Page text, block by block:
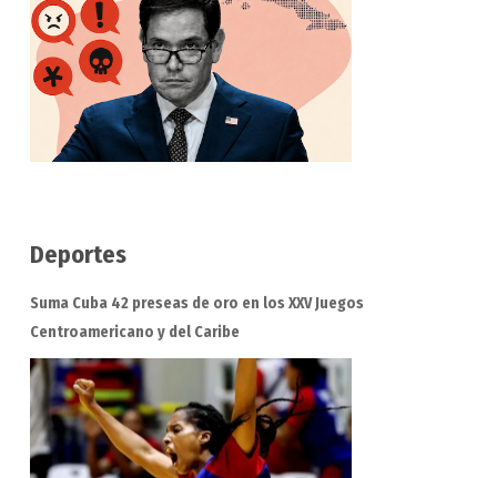
Deportes
Suma Cuba 42 preseas de oro en los XXV Juegos
Centroamericano y del Caribe